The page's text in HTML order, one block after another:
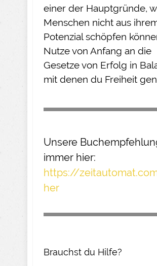
einer der Hauptgründe,
Menschen nicht aus
Potenzial schöpfen
Nutze von Anfang an die
Gesetze von Erfolg in
mit denen du Freiheit
Unsere
immer hier:
https://
her
Brauchst du Hilfe?